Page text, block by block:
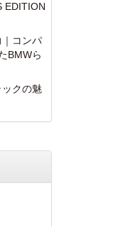
EDITION
コンパ
BMWら
クの魅